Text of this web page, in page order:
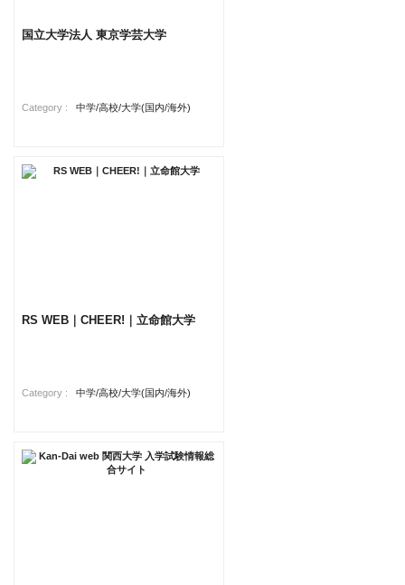
国立大学法人 東京学芸大学
Category : 中学/高校/大学(国内/海外)
RS WEB｜CHEER!｜立命館大学
Category : 中学/高校/大学(国内/海外)